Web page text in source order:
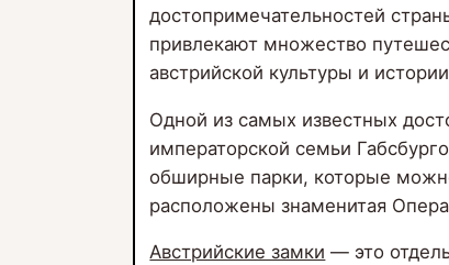
достопримечательностей
привлекают множество
австрийской культуры и
Одной из самых известных
императорской семьи
обширные парки, которые
расположены знаменитая
Австрийские замки — это